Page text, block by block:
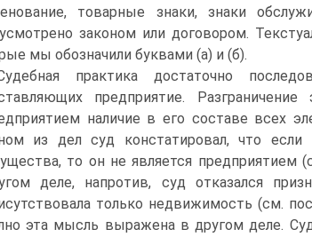
товарные знаки, знаки
законом или договором.
мы обозначили буквами (а) и (б).
практика достаточно
предприятие.
наличие в его составе всех
из дел суд констатировал, что
то он не является предприятием
деле, напротив, суд отказался
только недвижимость (см.
эта мысль выражена в другом деле.